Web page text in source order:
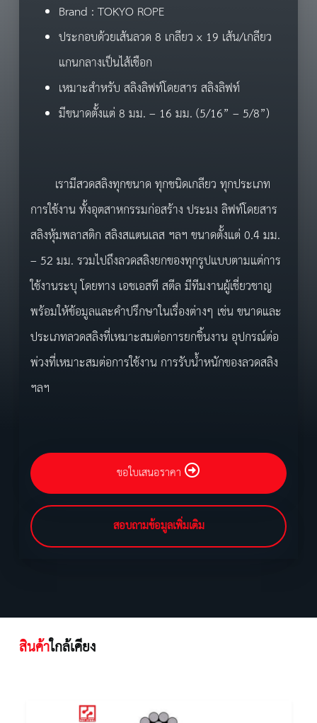
Brand : TOKYO ROPE
ประกอบด้วยเส้นลวด 8 เกลียว x 19 เส้น/เกลียว
แกนกลางเป็นไส้เชือก
เหมาะสำหรับ สลิงลิฟท์โดยสาร สลิงลิฟท์
มีขนาดตั้งแต่ 8 มม. – 16 มม. (5/16” – 5/8”)
เรามีสวดสลิงทุกขนาด ทุกชนิดเกลียว ทุกประเภท
การใช้งาน ทั้งอุตสาหกรรมก่อสร้าง ประมง ลิฟท์โดยสาร
สลิงหุ้มพลาสติก สลิงสแตนเลส ฯลฯ ขนาดตั้งแต่ 0.4 มม.
– 52 มม. รวมไปถึงลวดสลิงยกของทุกรูปแบบตามแต่การ
ใช้งานระบุ โดยทาง เอชเอสที สตีล มีทีมงานผู้เชี่ยวชาญ
พร้อมให้ข้อมูลและคำปรึกษาในเรื่องต่างๆ เช่น ขนาดและ
ประเภทลวดสลิงที่เหมาะสมต่อการยกชิ้นงาน อุปกรณ์ต่อ
พ่วงที่เหมาะสมต่อการใช้งาน การรับน้ำหนักของลวดสลิง
ฯลฯ
ขอใบเสนอราคา
สอบถามข้อมูลเพิ่มเติม
สินค้าใกล้เคียง